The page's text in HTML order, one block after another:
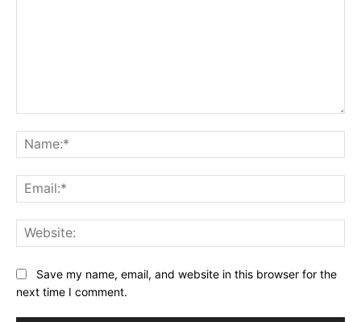
Save my name, email, and website in this browser for the
next time I comment.